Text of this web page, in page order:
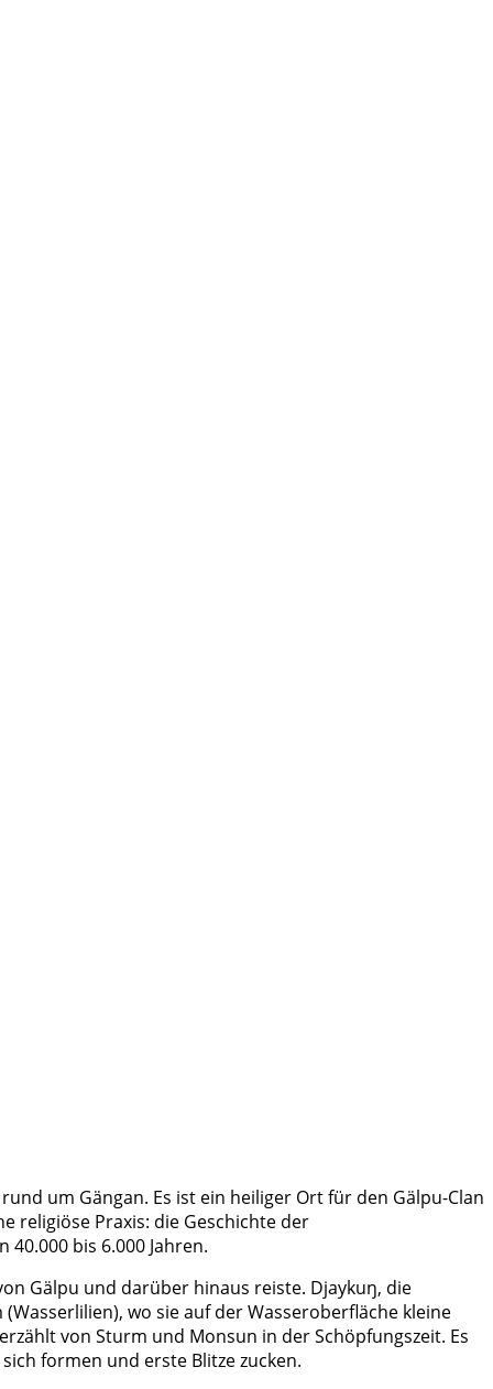
um Gängan. Es ist ein heiliger Ort für den Gälpu-Clan
religiöse Praxis: die Geschichte der
bis 6.000 Jahren.
Gälpu und darüber hinaus reiste. Djaykuŋ, die
wo sie auf der Wasseroberfläche kleine
von Sturm und Monsun in der Schöpfungszeit. Es
formen und erste Blitze zucken.